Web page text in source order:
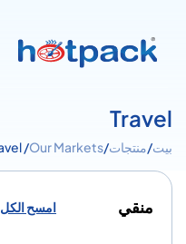
Travel
بيت/منتجات/
Our Markets
/ Travel
منقي امسح الكل